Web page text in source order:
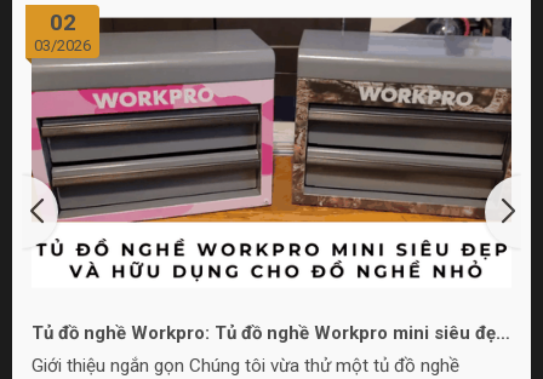
02
03/2026
Tủ đồ nghề Workpro: Tủ đồ nghề Workpro mini siêu đẹp
và hữu dụng cho đồ nghề nhỏ
Giới thiệu ngắn gọn Chúng tôi vừa thử một tủ đồ nghề